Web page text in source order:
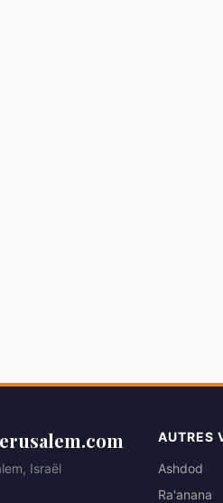
Israël
AUTRES
Ashdod
Ra'anana